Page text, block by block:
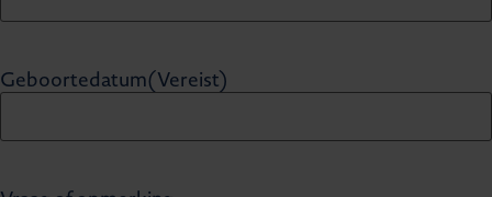
Geboortedatum(Vereist)